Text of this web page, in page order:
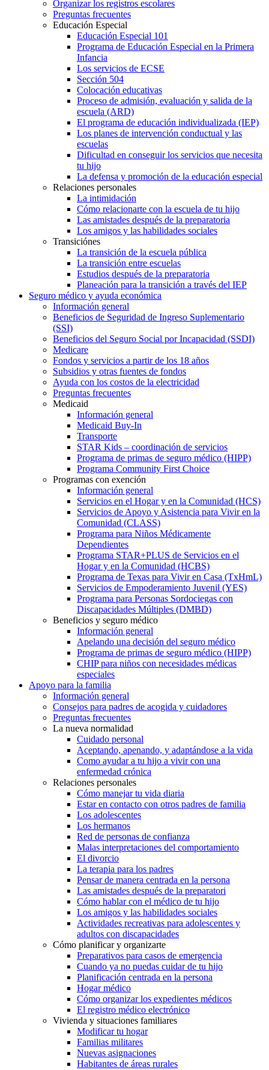
Organizar los registros escolares
Preguntas frecuentes
Educación Especial
Educación Especial 101
Programa de Educación Especial en la Primera
Infancia
Los servicios de ECSE
Sección 504
Colocación educativas
Proceso de admisión, evaluación y salida de la
escuela (ARD)
El programa de educación individualizada (IEP)
Los planes de intervención conductual y las
escuelas
Dificultad en conseguir los servicios que necesita
tu hijo
La defensa y promoción de la educación especial
Relaciones personales
La intimidación
Cómo relacionarte con la escuela de tu hijo
Las amistades después de la preparatoria
Los amigos y las habilidades sociales
Transiciónes
La transición de la escuela pública
La transición entre escuelas
Estudios después de la preparatoria
Planeación para la transición a través del IEP
Seguro médico y ayuda económica
Información general
Beneficios de Seguridad de Ingreso Suplementario
(SSI)
Beneficios del Seguro Social por Incapacidad (SSDI)
Medicare
Fondos y servicios a partir de los 18 años
Subsidios y otras fuentes de fondos
Ayuda con los costos de la electricidad
Preguntas frecuentes
Medicaid
Información general
Medicaid Buy-In
Transporte
STAR Kids – coordinación de servicios
Programa de primas de seguro médico (HIPP)
Programa Community First Choice
Programas con exención
Información general
Servicios en el Hogar y en la Comunidad (HCS)
Servicios de Apoyo y Asistencia para Vivir en la
Comunidad (CLASS)
Programa para Niños Médicamente
Dependientes
Programa STAR+PLUS de Servicios en el
Hogar y en la Comunidad (HCBS)
Programa de Texas para Vivir en Casa (TxHmL)
Servicios de Empoderamiento Juvenil (YES)
Programa para Personas Sordociegas con
Discapacidades Múltiples (DMBD)
Beneficios y seguro médico
Información general
Apelando una decisión del seguro médico
Programa de primas de seguro médico (HIPP)
CHIP para niños con necesidades médicas
especiales
Apoyo para la familia
Información general
Consejos para padres de acogida y cuidadores
Preguntas frecuentes
La nueva normalidad
Cuidado personal
Aceptando, apenando, y adaptándose a la vida
Como ayudar a tu hijo a vivir con una
enfermedad crónica
Relaciones personales
Cómo manejar tu vida diaria
Estar en contacto con otros padres de familia
Los adolescentes
Los hermanos
Red de personas de confianza
Malas interpretaciones del comportamiento
El divorcio
La terapia para los padres
Pensar de manera centrada en la persona
Las amistades después de la preparatori
Cómo hablar con el médico de tu hijo
Los amigos y las habilidades sociales
Actividades recreativas para adolescentes y
adultos con discapacidades
Cómo planificar y organizarte
Preparativos para casos de emergencia
Cuando ya no puedas cuidar de tu hijo
Planificación centrada en la persona
Hogar médico
Cómo organizar los expedientes médicos
El registro médico electrónico
Vivienda y situaciones familiares
Modificar tu hogar
Familias militares
Nuevas asignaciones
Habitantes de áreas rurales